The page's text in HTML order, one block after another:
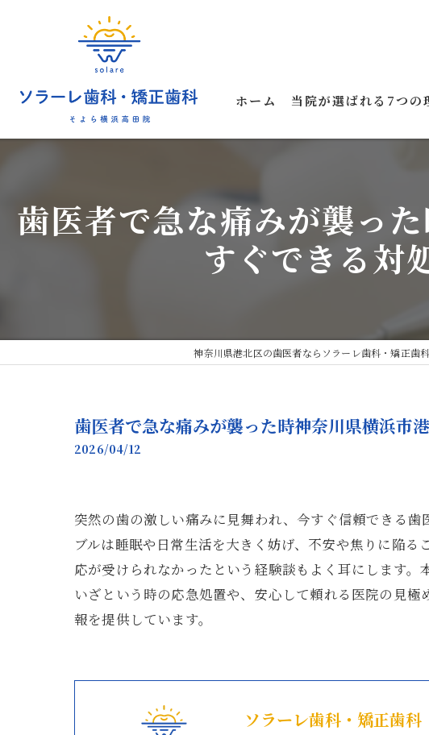
ホーム 当院が選ばれる7つの
歯医者で急な痛みが襲っ
すぐできる対
神奈川県港北区の歯医者ならソラーレ歯科・矯正歯科
歯医者で急な痛みが襲った時神奈川県横浜市
2026/04/12
突然の歯の激しい痛みに見舞われ、今すぐ信頼できる
ブルは睡眠や日常生活を大きく妨げ、不安や焦りに陥
応が受けられなかったという経験談もよく耳にします。
いざという時の応急処置や、安心して頼れる医院の見
報を提供しています。
ソラーレ歯科・矯正歯科